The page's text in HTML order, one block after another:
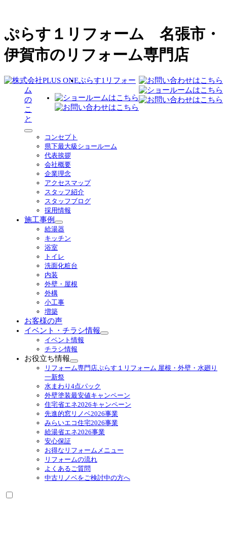
ぷらす１リフォーム 名張市・
伊賀市のリフォーム専門店
ぷらす1リフォー
ム
の
こ
と
サ
コンセプト
県下最大級ショールーム
代表挨拶
会社概要
企業理念
アクセスマップ
スタッフ紹介
スタッフブログ
採用情報
施工事例
サ
ブ
ニ
ュ
開
給湯器
キッチン
浴室
トイレ
洗面化粧台
内装
外壁・屋根
外構
小工事
増築
お客様の声
イベント・チラシ情報
サ
ニ
ュ
を
展
開
イベント情報
チラシ情報
お役立ち情報
サ
メ
ニ
ュ
ー
を
展
リフォーム専門店ぷらす１リフォーム 屋根・外壁・水廻り
一新祭
水まわり4点パック
外壁塗装最安値キャンペーン
住宅省エネ2026キャンペーン
先進的窓リノベ2026事業
みらいエコ住宅2026事業
給湯省エネ2026事業
安心保証
お得なリフォームメニュー
リフォームの流れ
よくあるご質問
中古リノベをご検討中の方へ